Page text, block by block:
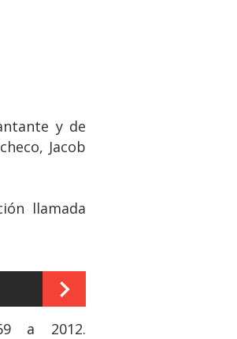
y de
Jacob
llamada
a 2012.